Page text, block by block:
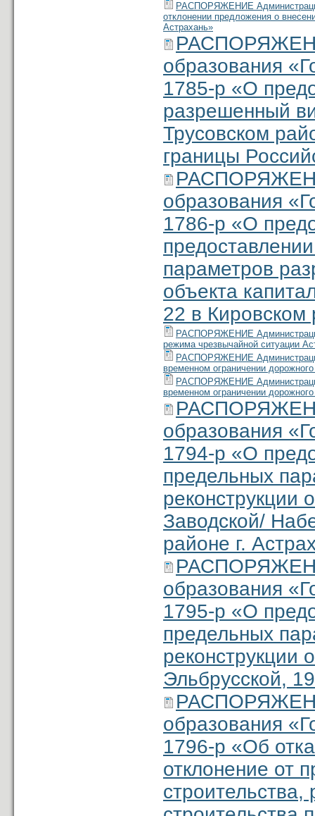
РАСПОРЯЖЕНИЕ Администрации
отклонении предложения о
Астрахань»
образования
1785-р «O
разрешенный
Трусовском
границы
образования
1786-р «О
параметров
объекта
22 в Кировском
РАСПОРЯЖЕНИЕ Администрации
режима чрезвычайной ситуации
РАСПОРЯЖЕНИЕ
временном ограничении
РАСПОРЯЖЕНИЕ
временном ограничении
образования
1794-р «О
предельных
реконструкции
Заводской/
районе г.
образования
1795-р «О
предельных
реконструкции
Эльбрусской,
образования
1796-р «Об
отклонение от
строительства,